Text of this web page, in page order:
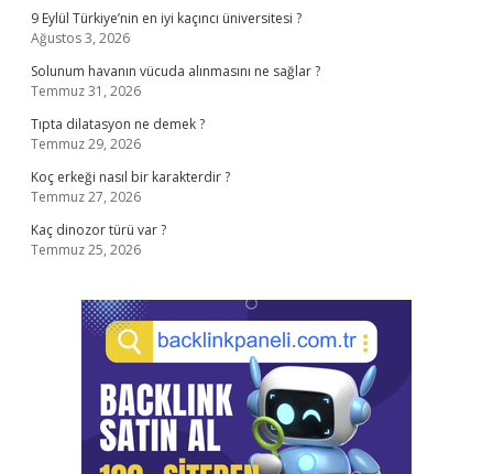
9 Eylül Türkiye’nin en iyi kaçıncı üniversitesi ?
Ağustos 3, 2026
Solunum havanın vücuda alınmasını ne sağlar ?
Temmuz 31, 2026
Tıpta dilatasyon ne demek ?
Temmuz 29, 2026
Koç erkeği nasıl bir karakterdir ?
Temmuz 27, 2026
Kaç dinozor türü var ?
Temmuz 25, 2026